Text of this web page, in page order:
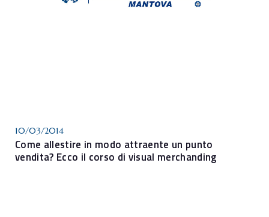
10/03/2014
Come allestire in modo attraente un punto
vendita? Ecco il corso di visual merchanding